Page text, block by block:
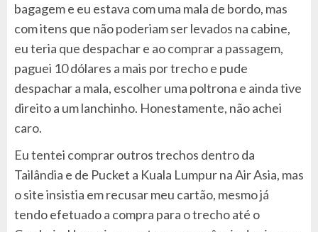
bagagem e eu estava com uma mala de bordo, mas
com itens que não poderiam ser levados na cabine,
eu teria que despachar e ao comprar a passagem,
paguei 10 dólares a mais por trecho e pude
despachar a mala, escolher uma poltrona e ainda tive
direito a um lanchinho. Honestamente, não achei
caro.
Eu tentei comprar outros trechos dentro da
Tailândia e de Pucket a Kuala Lumpur na Air Asia, mas
o site insistia em recusar meu cartão, mesmo já
tendo efetuado a compra para o trecho até o